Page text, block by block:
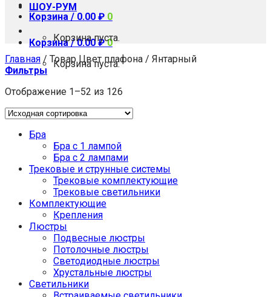
ШОУ-РУМ
Корзина /0.00₽ 0
Корзина пуста.
Корзина / 0.00 ₽ 0
Корзина пуста.
Главная / Товар Цвет плафона / Янтарный
Фильтры
Отображение 1–52 из 126
Бра
Бра с 1 лампой
Бра с 2 лампами
Трековые и струнные системы
Трековые комплектующие
Трековые светильники
Комплектующие
Крепления
Люстры
Подвесные люстры
Потолочные люстры
Светодиодные люстры
Хрустальные люстры
Светильники